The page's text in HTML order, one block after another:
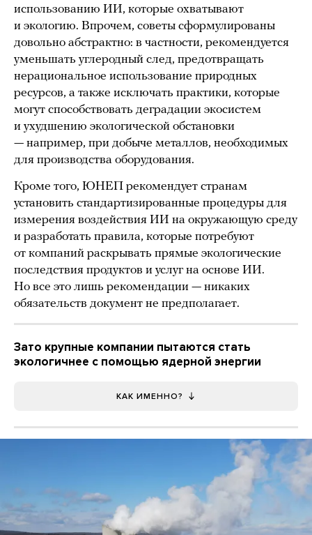
использованию ИИ, которые охватывают
и экологию. Впрочем, советы сформулированы
довольно абстрактно: в частности, рекомендуется
уменьшать углеродный след, предотвращать
нерациональное использование природных
ресурсов, а также исключать практики, которые
могут способствовать деградации экосистем
и ухудшению экологической обстановки
— например, при добыче металлов, необходимых
для производства оборудования.
Кроме того, ЮНЕП рекомендует странам
установить стандартизированные процедуры для
измерения воздействия ИИ на окружающую среду
и разработать правила, которые потребуют
от компаний раскрывать прямые экологические
последствия продуктов и услуг на основе ИИ.
Но все это лишь рекомендации — никаких
обязательств документ не предполагает.
Зато крупные компании пытаются стать
экологичнее с помощью ядерной энергии
КАК ИМЕННО?